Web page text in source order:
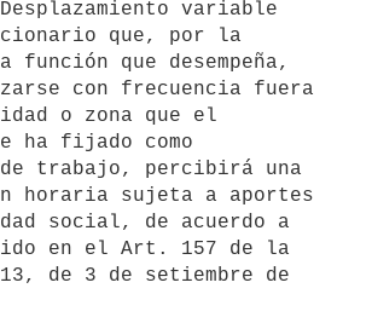
variable
que desempeña,
con frecuencia fuera
o zona que el
ha fijado como
trabajo, percibirá una
horaria sujeta a aportes
social, de acuerdo a
en el Art. 157 de la
de 3 de setiembre de